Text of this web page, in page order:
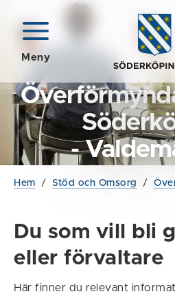
Meny
-
Hem / Stöd och Omsorg /
Du som vill bli
eller förvaltare
Här finner du relevant